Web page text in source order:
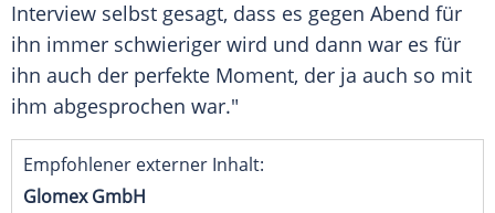
Interview selbst gesagt, dass es gegen Abend für
ihn immer schwieriger wird und dann war es für
ihn auch der perfekte Moment, der ja auch so mit
ihm abgesprochen war."
Empfohlener externer Inhalt:
Glomex GmbH